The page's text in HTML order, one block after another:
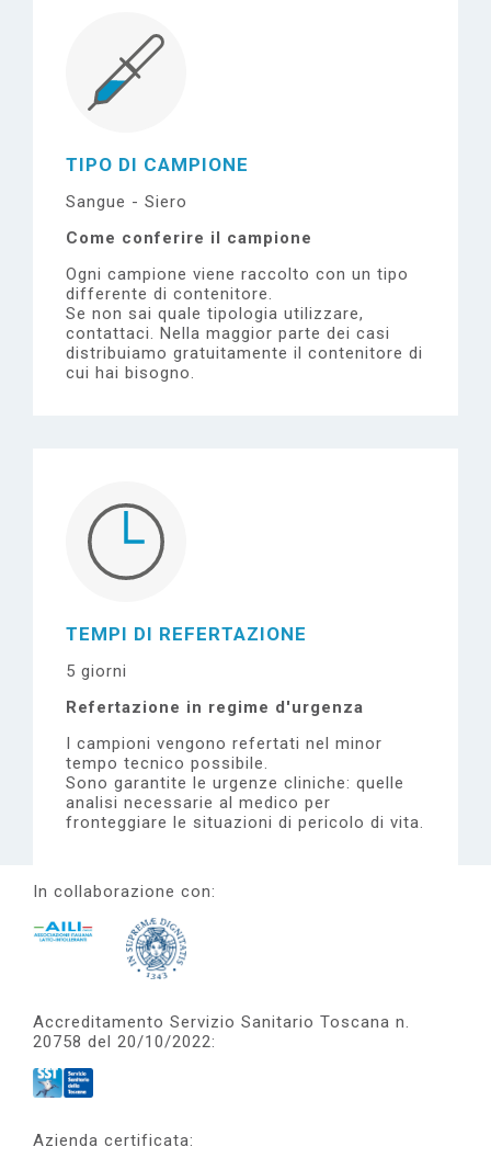
TIPO DI CAMPIONE
Sangue - Siero
Come conferire il campione
Ogni campione viene raccolto con un tipo
differente di contenitore.
Se non sai quale tipologia utilizzare,
contattaci. Nella maggior parte dei casi
distribuiamo gratuitamente il contenitore di
cui hai bisogno.
TEMPI DI REFERTAZIONE
5 giorni
Refertazione in regime d'urgenza
I campioni vengono refertati nel minor
tempo tecnico possibile.
Sono garantite le urgenze cliniche: quelle
analisi necessarie al medico per
fronteggiare le situazioni di pericolo di vita.
In collaborazione con:
Accreditamento Servizio Sanitario Toscana n.
20758 del 20/10/2022:
Azienda certificata: